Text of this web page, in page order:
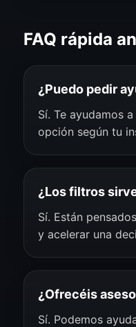
FAQ rápida
¿Puedo pedir
Sí. Te ayudamos
opción según tu
¿Los filtros
Sí. Están
y acelerar una
¿Ofrecéis
Sí. Podemos